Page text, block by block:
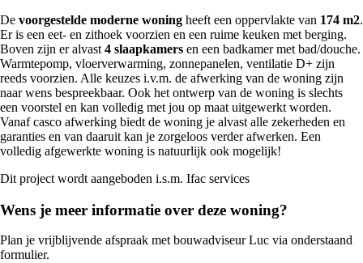
De voorgestelde moderne woning heeft een oppervlakte van 174 m2.
Er is een eet- en zithoek voorzien en een ruime keuken met berging.
Boven zijn er alvast 4 slaapkamers en een badkamer met bad/douche.
Warmtepomp, vloerverwarming, zonnepanelen, ventilatie D+ zijn
reeds voorzien. Alle keuzes i.v.m. de afwerking van de woning zijn
naar wens bespreekbaar. Ook het ontwerp van de woning is slechts
een voorstel en kan volledig met jou op maat uitgewerkt worden.
Vanaf casco afwerking biedt de woning je alvast alle zekerheden en
garanties en van daaruit kan je zorgeloos verder afwerken. Een
volledig afgewerkte woning is natuurlijk ook mogelijk!
Dit project wordt aangeboden i.s.m. Ifac services
Wens je meer informatie over deze woning?
Plan je vrijblijvende afspraak met bouwadviseur Luc via onderstaand
formulier.